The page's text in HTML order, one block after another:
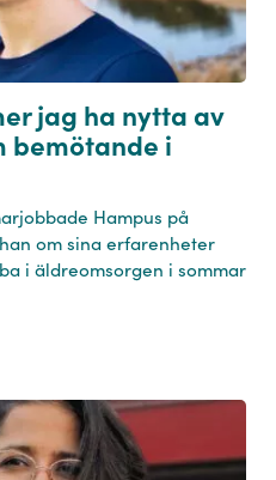
jag ha nytta av
bemötande i
Hampus på
om sina erfarenheter
i äldreomsorgen i sommar